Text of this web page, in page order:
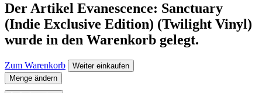
Der Artikel Evanescence: Sanctuary
(Indie Exclusive Edition) (Twilight Vinyl)
wurde in den Warenkorb gelegt.
Zum Warenkorb
Weiter einkaufen
Menge ändern